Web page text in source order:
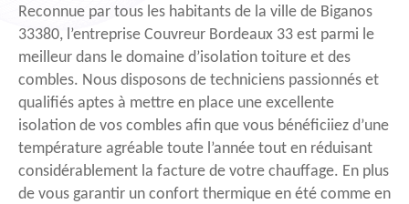
Reconnue par tous les habitants de la ville de Biganos
33380, l’entreprise Couvreur Bordeaux 33 est parmi le
meilleur dans le domaine d’isolation toiture et des
combles. Nous disposons de techniciens passionnés et
qualifiés aptes à mettre en place une excellente
isolation de vos combles afin que vous bénéficiiez d’une
température agréable toute l’année tout en réduisant
considérablement la facture de votre chauffage. En plus
de vous garantir un confort thermique en été comme en